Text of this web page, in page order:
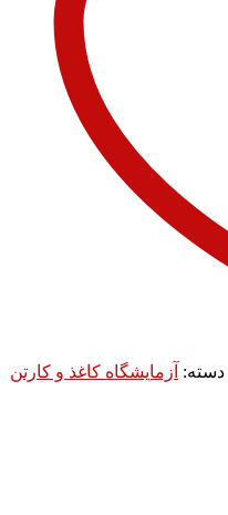
دسته: آزمایشگاه کاغذ و کارتن